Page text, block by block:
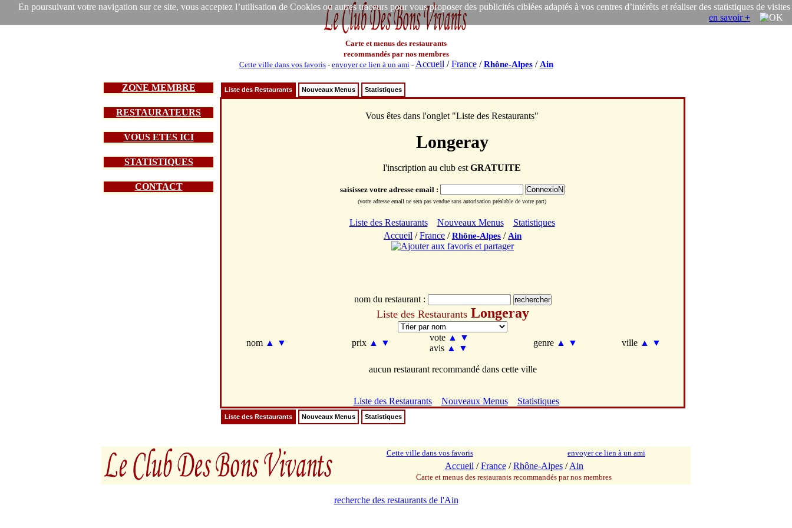
En poursuivant votre navigation sur ce site, vous acceptez l’utilisation de Cookies ou autres traceurs pour vous proposer des publicités ciblées adaptés à vos centres d’intérêts et réaliser des statistiques de visites
en savoir +
Carte et menus des restaurants
recommandés par nos membres
Cette ville dans vos favoris- envoyer ce lien à un ami- Accueil /France/Rhône-Alpes/ Ain
ZONE MEMBRE
RESTAURATEURS
VOUS ETES ICI
STATISTIQUES
CONTACT
Liste des Restaurants Nouveaux Menus Statistiques
Vous êtes dans l'onglet "Liste des Restaurants"
Longeray
l'inscription au club est GRATUITE
saisissez votre adresse email :
(votre adresse email ne sera pas vendue sans autorisation préalable de votre part)
Liste des Restaurants Nouveaux Menus
Statistiques
Accueil /France /Rhône-Alpes / Ain
nom du restaurant :
Liste des Restaurants Longeray
nom ▲ ▼ prix ▲ ▼
vote ▲
▼
avis ▲ ▼
genre ▲ ▼ ville ▲ ▼
aucun restaurant recommandé dans cette ville
Liste des Restaurants Nouveaux Menus Statistiques
Liste des Restaurants Nouveaux Menus Statistiques
Cette ville dans vos favoris envoyer ce lien à un ami
Accueil /France/Rhône-Alpes/Ain
Carte et menus des restaurants recommandés par nos membres
recherche des restaurants de l'Ain